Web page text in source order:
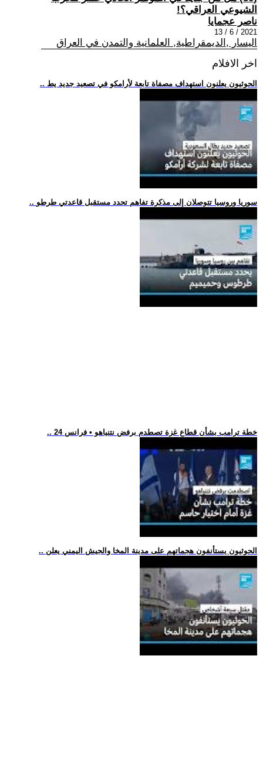
الشيوعي العراقي؟!
ناصر عجمايا
2021 / 6 / 13
اليسار ,الديمقراطية, العلمانية والتمدن في العراق
اخر الافلام
.. الحوثيون يعلنون استهداف مصفاة تابعة لأرامكو في تصعيد جديد يط
.. سوريا وروسيا تتوصلان إلى مذكرة تفاهم تحدد مستقبل قاعدتي طرطو
.. خطة ترامب بشأن قطاع غزة تصطدم برفض نتنياهو • فرانس 24
.. الحوثيون يستأنفون هجماتهم على مدينة المخا والجيش اليمني يعلن